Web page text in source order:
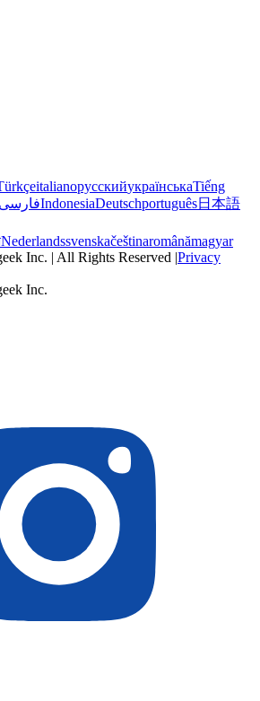
italianoрусскийукраїнськаTiếng
فارسیIndonesiaDeutschportuguês日本語
Nederlandssvenskačeštinaromânămagyar
Inc. | All Rights Reserved |Privacy
Inc.